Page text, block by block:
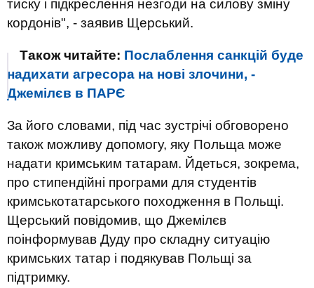
тиску і підкреслення незгоди на силову зміну
кордонів", - заявив Щерський.
Також читайте: Послаблення санкцій буде
надихати агресора на нові злочини, -
Джемілєв в ПАРЄ
За його словами, під час зустрічі обговорено
також можливу допомогу, яку Польща може
надати кримським татарам. Йдеться, зокрема,
про стипендійні програми для студентів
кримськотатарського походження в Польщі.
Щерський повідомив, що Джемілєв
поінформував Дуду про складну ситуацію
кримських татар і подякував Польщі за
підтримку.